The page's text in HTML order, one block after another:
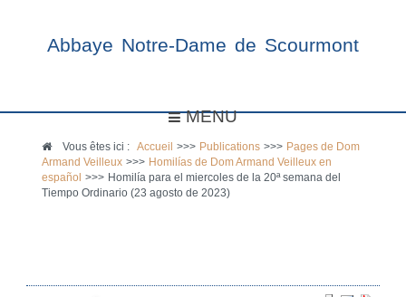
Abbaye Notre-Dame de Scourmont
MENU
Vous êtes ici :Accueil >>> Publications >>> Pages de Dom
Armand Veilleux >>> Homilías de Dom Armand Veilleux en
español
>>> Homilía para el miercoles de la 20ª semana del
Tiempo Ordinario (23 agosto de 2023)